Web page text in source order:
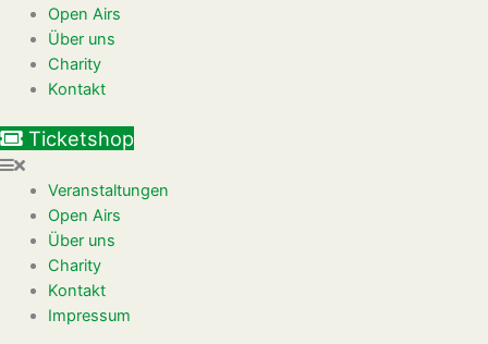
Open Airs
Über uns
Charity
Kontakt
Ticketshop
Veranstaltungen
Open Airs
Über uns
Charity
Kontakt
Impressum